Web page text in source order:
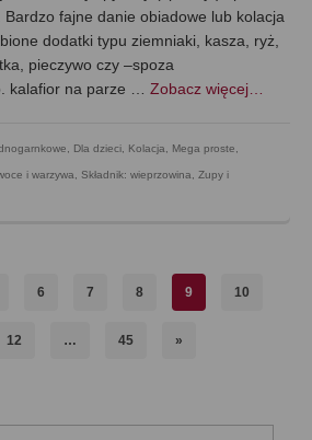
fajne danie obiadowe lub kolacja
dodatki typu ziemniaki, kasza, ryż,
pieczywo czy –spoza
kalafior na parze … Zobacz więcej…
Dla dzieci Kolacja Mega proste
i warzywa Składnik: wieprzowina Zupy i
6 7 8 9 10
12 … 45 »